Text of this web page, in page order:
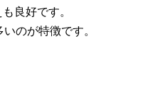
良好です。
のが特徴です。